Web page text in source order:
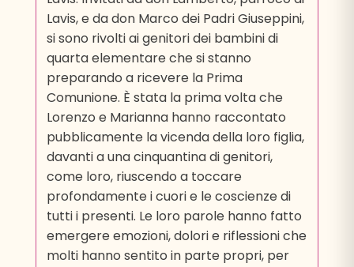
Lavis, e da don Marco dei Padri Giuseppini,
si sono rivolti ai genitori dei bambini di
quarta elementare che si stanno
preparando a ricevere la Prima
Comunione. È stata la prima volta che
Lorenzo e Marianna hanno raccontato
pubblicamente la vicenda della loro figlia,
davanti a una cinquantina di genitori,
come loro, riuscendo a toccare
profondamente i cuori e le coscienze di
tutti i presenti. Le loro parole hanno fatto
emergere emozioni, dolori e riflessioni che
molti hanno sentito in parte propri, per